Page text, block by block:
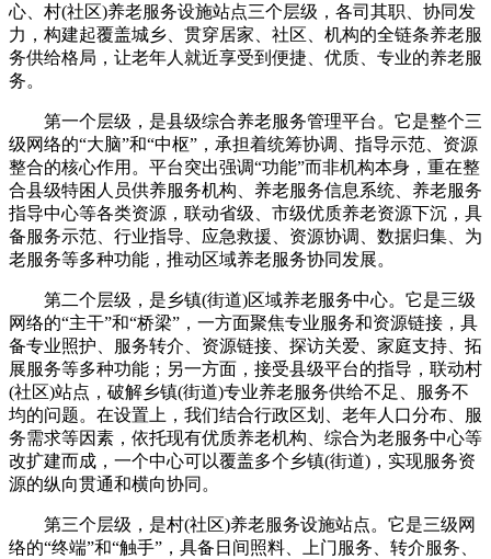
心、村(社区)养老服务设施站点三个层级，各司其职、协同发
力，构建起覆盖城乡、贯穿居家、社区、机构的全链条养老服
务供给格局，让老年人就近享受到便捷、优质、专业的养老服
务。
第一个层级，是县级综合养老服务管理平台。它是整个三
级网络的“大脑”和“中枢”，承担着统筹协调、指导示范、资源
整合的核心作用。平台突出强调“功能”而非机构本身，重在整
合县级特困人员供养服务机构、养老服务信息系统、养老服务
指导中心等各类资源，联动省级、市级优质养老资源下沉，具
备服务示范、行业指导、应急救援、资源协调、数据归集、为
老服务等多种功能，推动区域养老服务协同发展。
第二个层级，是乡镇(街道)区域养老服务中心。它是三级
网络的“主干”和“桥梁”，一方面聚焦专业服务和资源链接，具
备专业照护、服务转介、资源链接、探访关爱、家庭支持、拓
展服务等多种功能；另一方面，接受县级平台的指导，联动村
(社区)站点，破解乡镇(街道)专业养老服务供给不足、服务不
均的问题。在设置上，我们结合行政区划、老年人口分布、服
务需求等因素，依托现有优质养老机构、综合为老服务中心等
改扩建而成，一个中心可以覆盖多个乡镇(街道)，实现服务资
源的纵向贯通和横向协同。
第三个层级，是村(社区)养老服务设施站点。它是三级网
络的“终端”和“触手”，具备日间照料、上门服务、转介服务、